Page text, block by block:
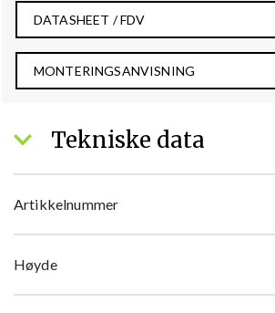
DATASHEET / FDV
MONTERINGSANVISNING
Tekniske data
Artikkelnummer
Høyde